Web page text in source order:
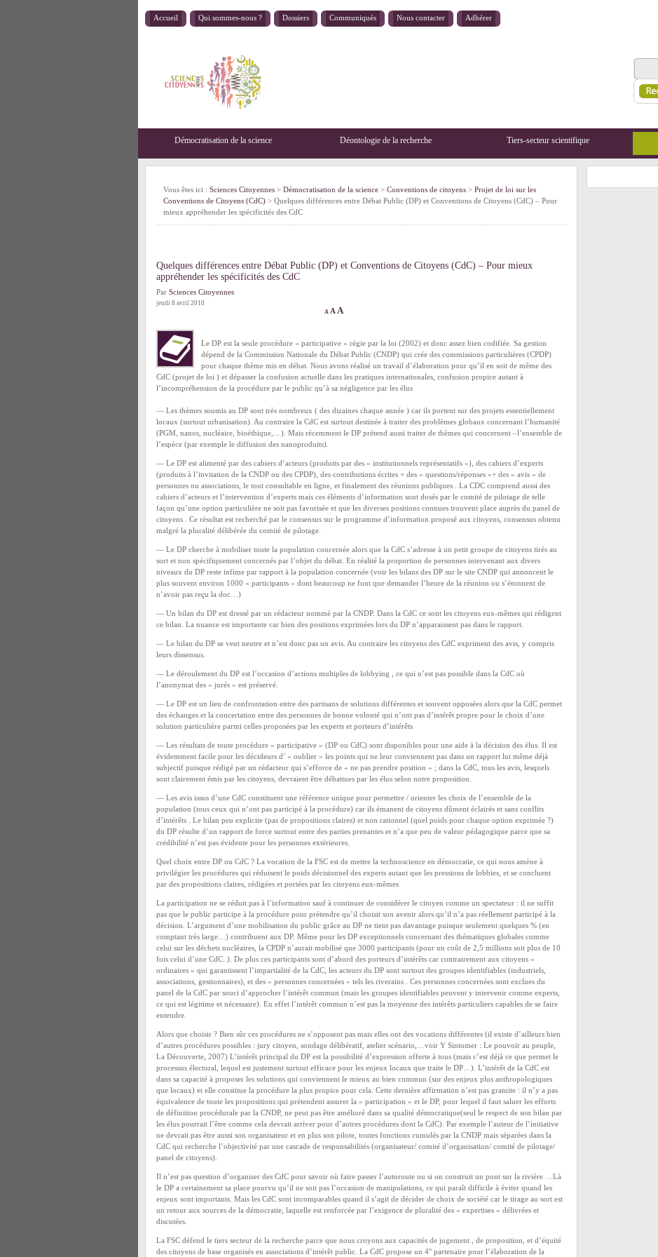
Accueil Qui sommes-nous ? Dossiers Communiqués Nous contacter Adhérer
Démocratisation de la science Déontologie de la recherche Tiers-secteur scientifique
Vous êtes ici : Sciences Citoyennes > Démocratisation de la science > Conventions de citoyens > Projet de loi sur les
Conventions de Citoyens (CdC) > Quelques différences entre Débat Public (DP) et Conventions de Citoyens (CdC) – Pour
mieux appréhender les spécificités des CdC
Quelques différences entre Débat Public (DP) et Conventions de Citoyens (CdC) – Pour mieux
appréhender les spécificités des CdC
Par Sciences Citoyennes
jeudi 8 avril 2010
A A A
Le DP est la seule procédure « participative » régie par la loi (2002) et donc assez bien codifiée. Sa gestion
dépend de la Commission Nationale du Débat Public (CNDP) qui crée des commissions particulières (CPDP)
pour chaque thème mis en débat. Nous avons réalisé un travail d’élaboration pour qu’il en soit de même des
CdC (projet de loi ) et dépasser la confusion actuelle dans les pratiques internationales, confusion propice autant à
l’incompréhension de la procédure par le public qu’à sa négligence par les élus
— Les thèmes soumis au DP sont très nombreux ( des dizaines chaque année ) car ils portent sur des projets essentiellement
locaux (surtout urbanisation). Au contraire la CdC est surtout destinée à traiter des problèmes globaux concernant l’humanité
(PGM, nanos, nucléaire, bioéthique,…). Mais récemment le DP prétend aussi traiter de thèmes qui concernent –l’ensemble de
l’espèce (par exemple le diffusion des nanoproduits).
— Le DP est alimenté par des cahiers d’acteurs (produits par des « institutionnels représentatifs »), des cahiers d’experts
(produits à l’invitation de la CNDP ou des CPDP), des contributions écrites + des « questions/réponses »+ des « avis » de
personnes ou associations, le tout consultable en ligne, et finalement des réunions publiques . La CDC comprend aussi des
cahiers d’acteurs et l’intervention d’experts mais ces éléments d’information sont dosés par le comité de pilotage de telle
façon qu’une option particulière ne soit pas favorisée et que les diverses positions connues trouvent place auprès du panel de
citoyens . Ce résultat est recherché par le consensus sur le programme d’information proposé aux citoyens, consensus obtenu
malgré la pluralité délibérée du comité de pilotage.
— Le DP cherche à mobiliser toute la population concernée alors que la CdC s’adresse à un petit groupe de citoyens tirés au
sort et non spécifiquement concernés par l’objet du débat. En réalité la proportion de personnes intervenant aux divers
niveaux du DP reste infime par rapport à la population concernée (voir les bilans des DP sur le site CNDP qui annoncent le
plus souvent environ 1000 « participants » dont beaucoup ne font que demander l’heure de la réunion ou s’étonnent de
n’avoir pas reçu la doc…)
— Un bilan du DP est dressé par un rédacteur nommé par la CNDP. Dans la CdC ce sont les citoyens eux-mêmes qui rédigent
ce bilan. La nuance est importante car bien des positions exprimées lors du DP n’apparaissent pas dans le rapport.
— Le bilan du DP se veut neutre et n’est donc pas un avis. Au contraire les citoyens des CdC expriment des avis, y compris
leurs dissensus.
— Le déroulement du DP est l’occasion d’actions multiples de lobbying , ce qui n’est pas possible dans la CdC où
l’anonymat des « jurés » est préservé.
— Le DP est un lieu de confrontation entre des partisans de solutions différentes et souvent opposées alors que la CdC permet
des échanges et la concertation entre des personnes de bonne volonté qui n’ont pas d’intérêt propre pour le choix d’une
solution particulière parmi celles proposées par les experts et porteurs d’intérêts
— Les résultats de toute procédure « participative » (DP ou CdC) sont disponibles pour une aide à la décision des élus. Il est
évidemment facile pour les décideurs d’ « oublier » les points qui ne leur conviennent pas dans un rapport lui même déjà
subjectif puisque rédigé par un rédacteur qui s’efforce de « ne pas prendre position » ; dans la CdC, tous les avis, lesquels
sont clairement émis par les citoyens, devraient être débattues par les élus selon notre proposition.
— Les avis issus d’une CdC constituent une référence unique pour permettre / orienter les choix de l’ensemble de la
population (tous ceux qui n’ont pas participé à la procédure) car ils émanent de citoyens dûment éclairés et sans conflits
d’intérêts . Le bilan peu explicite (pas de propositions claires) et non rationnel (quel poids pour chaque option exprimée ?)
du DP résulte d’un rapport de force surtout entre des parties prenantes et n’a que peu de valeur pédagogique parce que sa
crédibilité n’est pas évidente pour les personnes extérieures.
Quel choix entre DP ou CdC ? La vocation de la FSC est de mettre la technoscience en démocratie, ce qui nous amène à
privilégier les procédures qui réduisent le poids décisionnel des experts autant que les pressions de lobbies, et se concluent
par des propositions claires, rédigées et portées par les citoyens eux-mêmes
La participation ne se réduit pas à l’information sauf à continuer de considérer le citoyen comme un spectateur : il ne suffit
pas que le public participe à la procédure pour prétendre qu’il choisit son avenir alors qu’il n’a pas réellement participé à la
décision. L’argument d’une mobilisation du public grâce au DP ne tient pas davantage puisque seulement quelques % (en
comptant très large…) contribuent aux DP. Même pour les DP exceptionnels concernant des thématiques globales comme
celui sur les déchets nucléaires, la CPDP n’aurait mobilisé que 3000 participants (pour un coût de 2,5 millions soit plus de 10
fois celui d’une CdC..). De plus ces participants sont d’abord des porteurs d’intérêts car contrairement aux citoyens «
ordinaires » qui garantissent l’impartialité de la CdC, les acteurs du DP sont surtout des groupes identifiables (industriels,
associations, gestionnaires), et des « personnes concernées » tels les riverains . Ces personnes concernées sont exclues du
panel de la CdC par souci d’approcher l’intérêt commun (mais les groupes identifiables peuvent y intervenir comme experts,
ce qui est légitime et nécessaire). En effet l’intérêt commun n’est pas la moyenne des intérêts particuliers capables de se faire
entendre.
Alors que choisir ? Bien sûr ces procédures ne s’opposent pas mais elles ont des vocations différentes (il existe d’ailleurs bien
d’autres procédures possibles : jury citoyen, sondage délibératif, atelier scénario,…voir Y Sintomer : Le pouvoir au peuple,
La Découverte, 2007) L’intérêt principal du DP est la possibilité d’expression offerte à tous (mais c’est déjà ce que permet le
processus électoral, lequel est justement surtout efficace pour les enjeux locaux que traite le DP…). L’intérêt de la CdC est
dans sa capacité à proposer les solutions qui conviennent le mieux au bien commun (sur des enjeux plus anthropologiques
que locaux) et elle constitue la procédure la plus propice pour cela. Cette dernière affirmation n’est pas gratuite : il n’y a pas
équivalence de toute les propositions qui prétendent assurer la « participation » et le DP, pour lequel il faut saluer les efforts
de définition procédurale par la CNDP, ne peut pas être amélioré dans sa qualité démocratique(seul le respect de son bilan par
les élus pourrait l’être comme cela devrait arriver pour d’autres procédures dont la CdC). Par exemple l’auteur de l’initiative
ne devrait pas être aussi son organisateur et en plus son pilote, toutes fonctions cumulés par la CNDP mais séparées dans la
CdC qui recherche l’objectivité par une cascade de responsabilités (organisateur/ comité d’organisation/ comité de pilotage/
panel de citoyens).
Il n’est pas question d’organiser des CdC pour savoir où faire passer l’autoroute ou si on construit un pont sur la rivière …Là
le DP a certainement sa place pourvu qu’il ne soit pas l’occasion de manipulations, ce qui paraît difficile à éviter quand les
enjeux sont importants. Mais les CdC sont incomparables quand il s’agit de décider de choix de société car le tirage au sort est
un retour aux sources de la démocratie, laquelle est renforcée par l’exigence de pluralité des « expertises » délivrées et
discutées.
La FSC défend le tiers secteur de la recherche parce que nous croyons aux capacités de jugement , de proposition, et d’équité
des citoyens de base organisés en associations d’intérêt public. La CdC propose un 4° partenaire pour l’élaboration de la